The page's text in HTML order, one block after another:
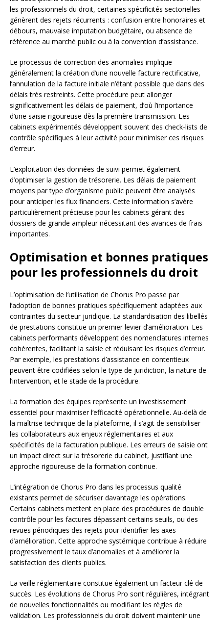
les professionnels du droit, certaines spécificités sectorielles
génèrent des rejets récurrents : confusion entre honoraires et
débours, mauvaise imputation budgétaire, ou absence de
référence au marché public ou à la convention d’assistance.
Le processus de correction des anomalies implique
généralement la création d’une nouvelle facture rectificative,
l’annulation de la facture initiale n’étant possible que dans des
délais très restreints. Cette procédure peut allonger
significativement les délais de paiement, d’où l’importance
d’une saisie rigoureuse dès la première transmission. Les
cabinets expérimentés développent souvent des check-lists de
contrôle spécifiques à leur activité pour minimiser ces risques
d’erreur.
L’exploitation des données de suivi permet également
d’optimiser la gestion de trésorerie. Les délais de paiement
moyens par type d’organisme public peuvent être analysés
pour anticiper les flux financiers. Cette information s’avère
particulièrement précieuse pour les cabinets gérant des
dossiers de grande ampleur nécessitant des avances de frais
importantes.
Optimisation et bonnes pratiques
pour les professionnels du droit
L’optimisation de l’utilisation de Chorus Pro passe par
l’adoption de bonnes pratiques spécifiquement adaptées aux
contraintes du secteur juridique. La standardisation des libellés
de prestations constitue un premier levier d’amélioration. Les
cabinets performants développent des nomenclatures internes
cohérentes, facilitant la saisie et réduisant les risques d’erreur.
Par exemple, les prestations d’assistance en contentieux
peuvent être codifiées selon le type de juridiction, la nature de
l’intervention, et le stade de la procédure.
La formation des équipes représente un investissement
essentiel pour maximiser l’efficacité opérationnelle. Au-delà de
la maîtrise technique de la plateforme, il s’agit de sensibiliser
les collaborateurs aux enjeux réglementaires et aux
spécificités de la facturation publique. Les erreurs de saisie ont
un impact direct sur la trésorerie du cabinet, justifiant une
approche rigoureuse de la formation continue.
L’intégration de Chorus Pro dans les processus qualité
existants permet de sécuriser davantage les opérations.
Certains cabinets mettent en place des procédures de double
contrôle pour les factures dépassant certains seuils, ou des
revues périodiques des rejets pour identifier les axes
d’amélioration. Cette approche systémique contribue à réduire
progressivement le taux d’anomalies et à améliorer la
satisfaction des clients publics.
La veille réglementaire constitue également un facteur clé de
succès. Les évolutions de Chorus Pro sont régulières, intégrant
de nouvelles fonctionnalités ou modifiant les règles de
validation. Les professionnels du droit doivent maintenir une